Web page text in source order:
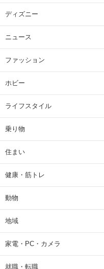
ディズニー
ニュース
ファッション
ホビー
ライフスタイル
乗り物
住まい
健康・筋トレ
動物
地域
家電・PC・カメラ
就職・転職